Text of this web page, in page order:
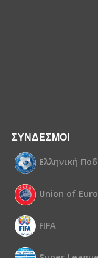
ΣΥΝΔΕΣΜΟΙ
Ελληνική Π
Union of E
FIFA